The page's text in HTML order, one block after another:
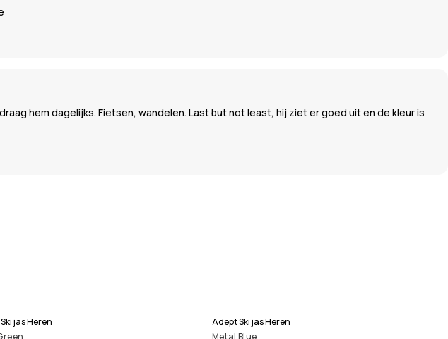
hem dagelijks. Fietsen, wandelen. Last but not least, hij ziet er goed uit en de kleur is
jas Heren
Adept Ski jas Heren
Metal Blue